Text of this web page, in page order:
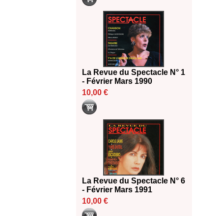
La Revue du Spectacle N° 1
- Février Mars 1990
10,00 €
La Revue du Spectacle N° 6
- Février Mars 1991
10,00 €